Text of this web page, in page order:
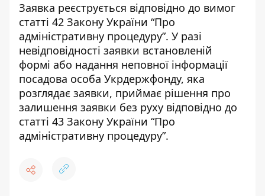
Заявка реєструється відповідно до вимог
статті 42 Закону України “Про
адміністративну процедуру”. У разі
невідповідності заявки встановленій
формі або надання неповної інформації
посадова особа Укрдержфонду, яка
розглядає заявки, приймає рішення про
залишення заявки без руху відповідно до
статті 43 Закону України “Про
адміністративну процедуру”.